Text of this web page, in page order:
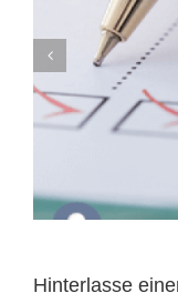
Hinterlasse